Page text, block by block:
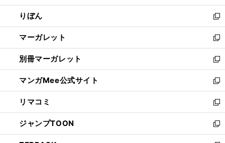
開
く
ウ
で
開
く
ン
ド
ウ
で
開
く
ウ
ィ
ン
ド
ウ
で
開
く
りぼん
新
し
い
ウ
ィ
ン
ド
ウ
で
開
く
マーガレット
新
し
い
ウ
ィ
ン
ド
ウ
で
開
別冊マーガレット
新
し
い
ウ
ィ
ン
ド
ウ
マンガMee公式サイト
新
し
い
ウ
ィ
ン
リマコミ
新
し
い
ウ
ジャンプTOON
新
し